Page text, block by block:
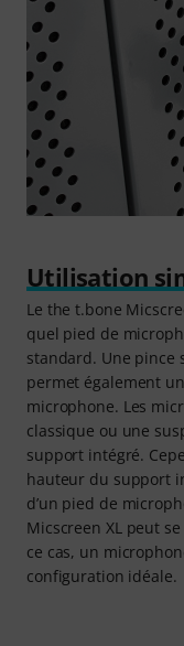
Utilisation
Le the t.bone
quel pied de
standard. Une pince
permet également
microphone. Les
classique ou une
support intégré.
hauteur du support
d’un pied de
Micscreen XL peut
ce cas, un
configuration idéale.